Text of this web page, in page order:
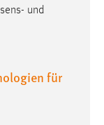
und
für